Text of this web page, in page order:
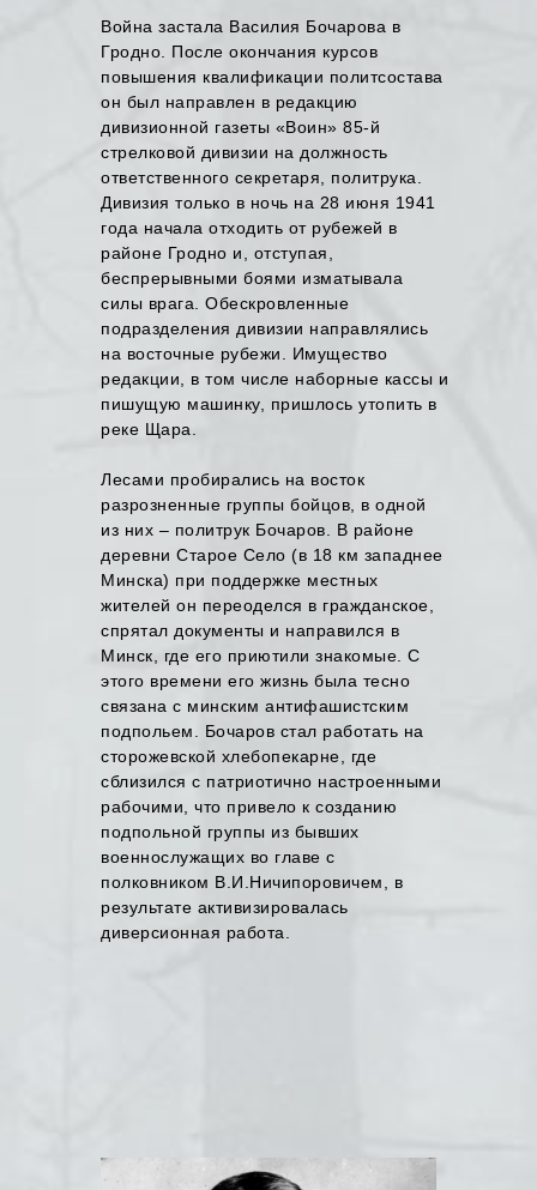
Война застала Василия Бочарова в
Гродно. После окончания курсов
повышения квалификации политсостава
он был направлен в редакцию
дивизионной газеты «Воин» 85-й
стрелковой дивизии на должность
ответственного секретаря, политрука.
Дивизия только в ночь на 28 июня 1941
года начала отходить от рубежей в
районе Гродно и, отступая,
беспрерывными боями изматывала
силы врага. Обескровленные
подразделения дивизии направлялись
на восточные рубежи. Имущество
редакции, в том числе наборные кассы и
пишущую машинку, пришлось утопить в
реке Щара.
Лесами пробирались на восток
разрозненные группы бойцов, в одной
из них – политрук Бочаров. В районе
деревни Старое Село (в 18 км западнее
Минска) при поддержке местных
жителей он переоделся в гражданское,
спрятал документы и направился в
Минск, где его приютили знакомые. С
этого времени его жизнь была тесно
связана с минским антифашистским
подпольем. Бочаров стал работать на
сторожевской хлебопекарне, где
сблизился с патриотично настроенными
рабочими, что привело к созданию
подпольной группы из бывших
военнослужащих во главе с
полковником В.И.Ничипоровичем, в
результате активизировалась
диверсионная работа.